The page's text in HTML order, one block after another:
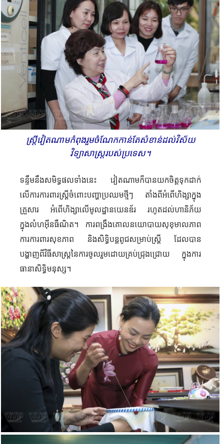
ស្ត្រីវៀតណាមកំពុងរួមចំណែកកាន់តែសំខាន់ដល់វិស័យ
វិទ្យាសាស្ត្ររបស់ប្រទេស។
ទន្ទឹមនឹងសមិទ្ធផលទាំងនេះ វៀតណាមក៏បានយកចិត្តទុកដាក់
លើការការពារស្ត្រីចំពោះបញ្ហាប្រឈម​ថ្មីៗ តាំងពីអំពើហិង្សាក្នុង
គ្រួសារ អំពើហិង្សាលើមូលដ្ឋានយេនឌ័រ​ រហូតដល់ហានិភ័យ
ក្នុងលំហអ៊ីនធឺណិត​។ ការពង្រឹងគោលនយោបាយសុខុមាលភាព
ការការពារសុខភាព និងសិទ្ធិបន្តពូជសម្រាប់ស្ត្រី ដែលបាន
បង្ហាញពីវិធីសាស្ត្រនៃការចូលរួមដោយគ្រប់ជ្រុងជ្រោយ ក្នុងការ
ធានាសិទ្ធិមនុស្ស។